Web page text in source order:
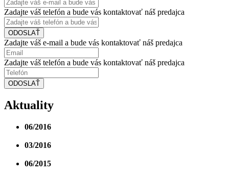
Zadajte váš telefón a bude vás kontaktovať náš predajca
ODOSLAŤ
Zadajte váš e-mail a bude vás kontaktovať náš predajca
Zadajte váš telefón a bude vás kontaktovať náš predajca
ODOSLAŤ
Aktuality
06/2016
03/2016
06/2015